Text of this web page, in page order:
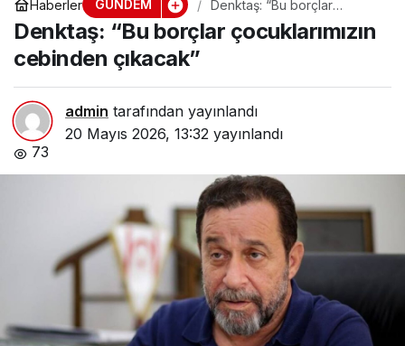
Haberler GÜNDEM
Denktaş: “Bu borçlar
çocuklarımızın cebinden
çıkacak”
Denktaş: “Bu borçlar çocuklarımızın
cebinden çıkacak”
admin tarafından yayınlandı
20 Mayıs 2026, 13:32 yayınlandı
73